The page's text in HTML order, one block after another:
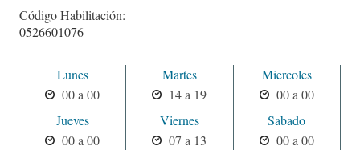
Código Habilitación:
0526601076
Lunes
00 a 00
Martes
14 a 19
Miercoles
00 a 00
Jueves
00 a 00
Viernes
07 a 13
Sabado
00 a 00